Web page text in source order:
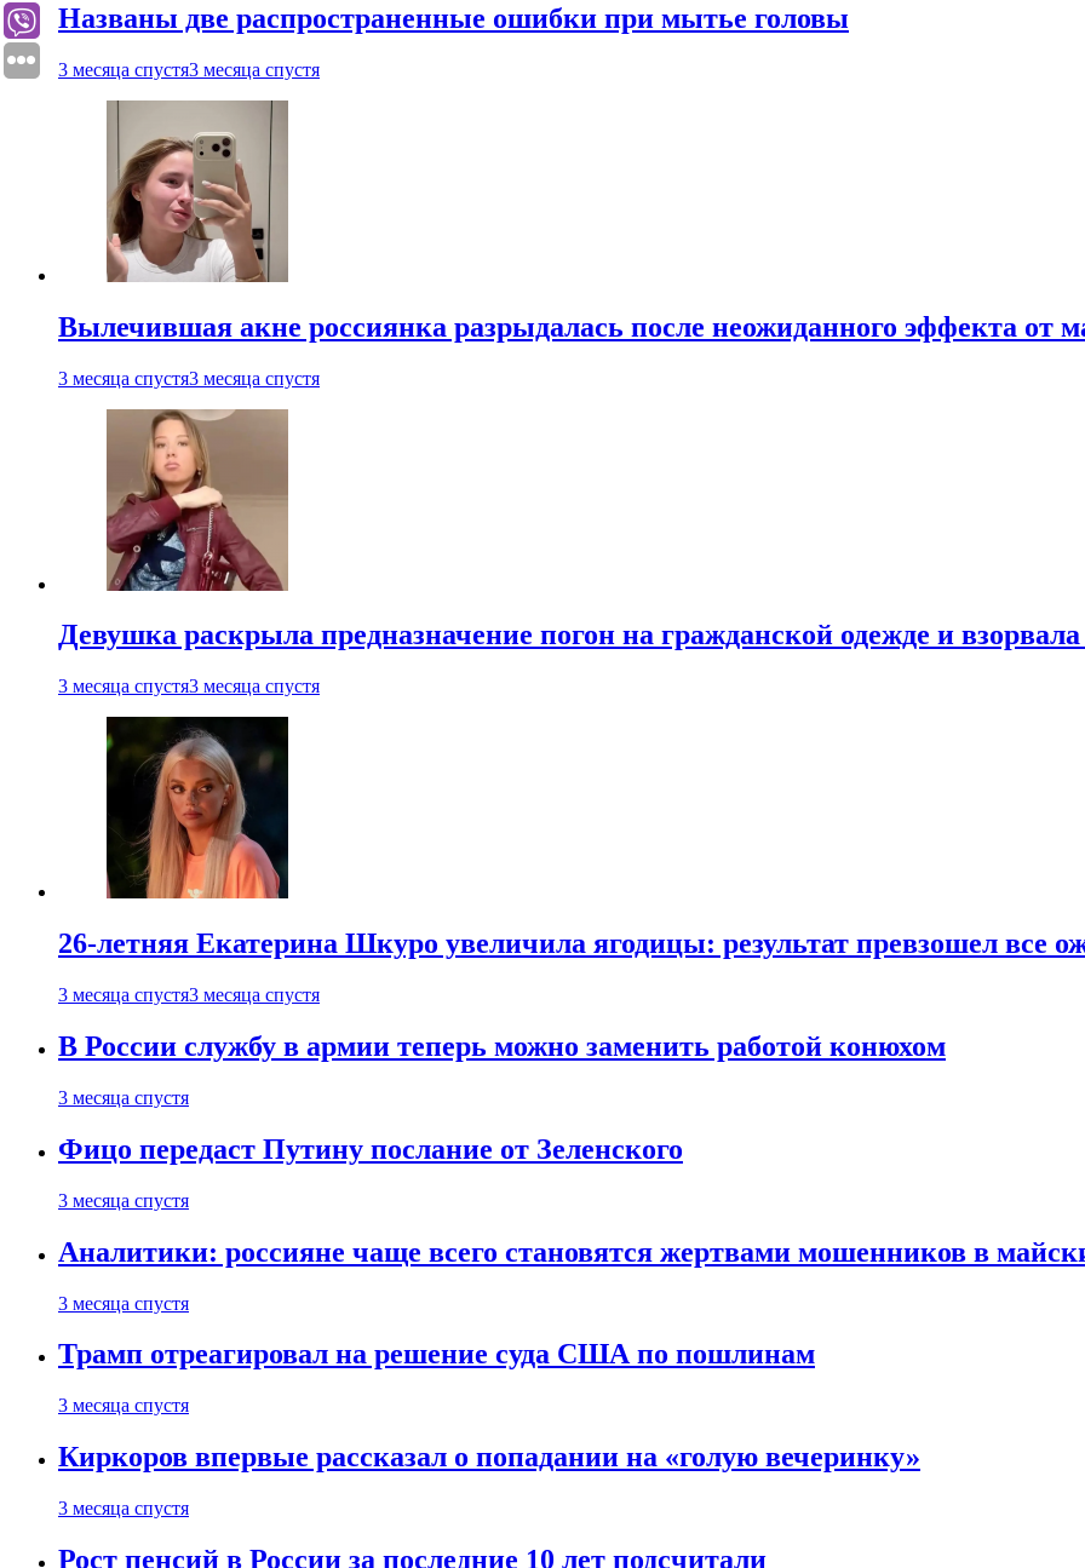
Названы две распространенные ошибки при мытье головы
3 месяца спустя3 месяца спустя
Вылечившая акне россиянка разрыдалась после неожиданного эффекта от
3 месяца спустя3 месяца спустя
Девушка раскрыла предназначение погон на гражданской одежде и взорвала
3 месяца спустя3 месяца спустя
26-летняя Екатерина Шкуро увеличила ягодицы: результат превзошел все
3 месяца спустя3 месяца спустя
В России службу в армии теперь можно заменить работой конюхом
3 месяца спустя
Фицо передаст Путину послание от Зеленского
3 месяца спустя
Аналитики: россияне чаще всего становятся жертвами мошенников в
3 месяца спустя
Трамп отреагировал на решение суда США по пошлинам
3 месяца спустя
Киркоров впервые рассказал о попадании на «голую вечеринку»
3 месяца спустя
Рост пенсий в России за последние 10 лет подсчитали